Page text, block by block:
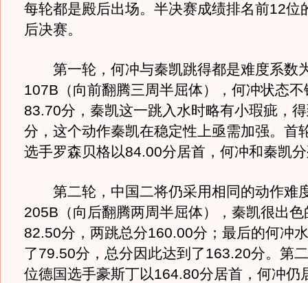
每轮都是殿后出场。半决赛成绩排名前12位
后决赛。
第一轮，何冲与秦凯跳得都是难度系数
107B（向前翻腾三周半屈体），何冲状态
83.70分，秦凯这一跳入水时略有小瑕疵，
分，这个动作秦凯在稳定性上亟需加强。首
选手罗森贝格以84.00分居首，何冲和秦凯
第二轮，中国二将仍采用相同的动作难
205B（向后翻腾两周半屈体），秦凯很出
82.50分，两跳总分160.00分；最后的何冲
了79.50分，总分因此达到了163.20分。第
位德国选手豪斯丁以164.80分居首，何冲仍